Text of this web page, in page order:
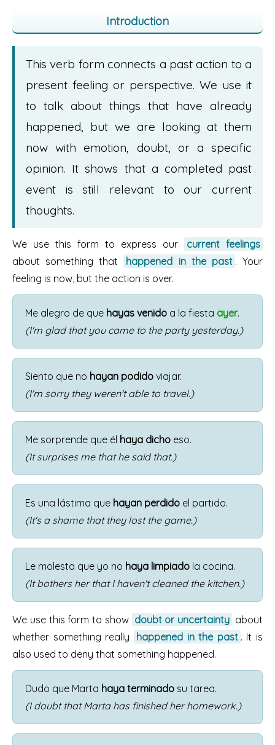
Introduction
This verb form connects a past action to a
present feeling or perspective. We use it
to talk about things that have already
happened, but we are looking at them
now with emotion, doubt, or a specific
opinion. It shows that a completed past
event is still relevant to our current
thoughts.
We use this form to express our
current feelings
about something that
happened in the past . Your
feeling is now, but the action is over.
Me alegro de que hayas venido a la fiesta ayer.
(I'm glad that you came to the party yesterday.)
Siento que no hayan podido viajar.
(I'm sorry they weren't able to travel.)
Me sorprende que él haya dicho eso.
(It surprises me that he said that.)
Es una lástima que hayan perdido el partido.
(It's a shame that they lost the game.)
Le molesta que yo no haya limpiado la cocina.
(It bothers her that I haven't cleaned the kitchen.)
We use this form to show doubt or uncertainty about
whether something really
happened in the past . It is
also used to deny that something happened.
Dudo que Marta haya terminado su tarea.
(I doubt that Marta has finished her homework.)